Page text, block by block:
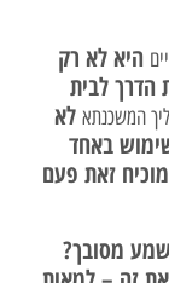
היא לא רק
לבית
המשכנתא לא
באחד
מוכיח זאת פעם
מסובך?